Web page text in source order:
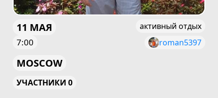
11 МАЯ
7:00
активный отдых
roman5397
MOSCOW
УЧАСТНИКИ 0